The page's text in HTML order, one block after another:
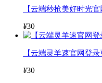
【云端秒抢美好时光
¥30
【云端灵羊速官网登
¥30